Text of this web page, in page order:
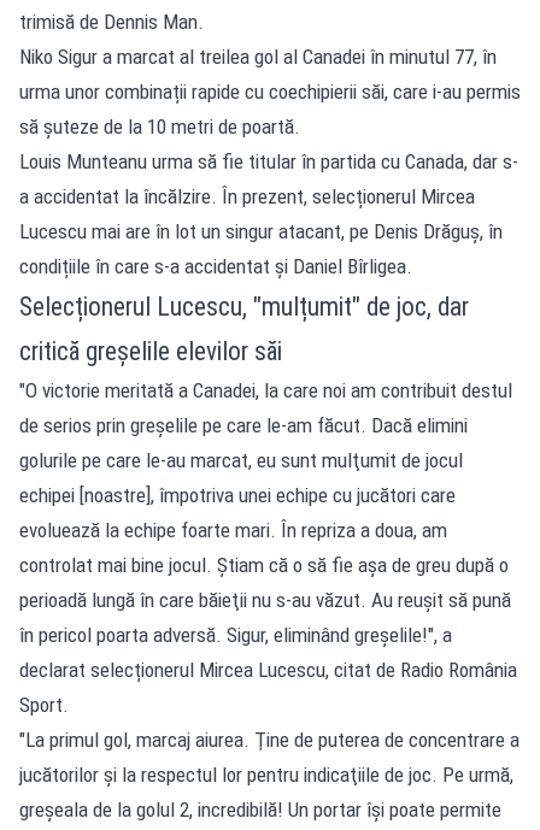
trimisă de Dennis Man.
Niko Sigur a marcat al treilea gol al Canadei în minutul 77, în
urma unor combinații rapide cu coechipierii săi, care i-au permis
să șuteze de la 10 metri de poartă.
Louis Munteanu urma să fie titular în partida cu Canada, dar s-
a accidentat la încălzire. În prezent, selecționerul Mircea
Lucescu mai are în lot un singur atacant, pe Denis Drăguș, în
condițiile în care s-a accidentat și Daniel Bîrligea.
Selecționerul Lucescu, "mulțumit" de joc, dar
critică greșelile elevilor săi
"O victorie meritată a Canadei, la care noi am contribuit destul
de serios prin greşelile pe care le-am făcut. Dacă elimini
golurile pe care le-au marcat, eu sunt mulţumit de jocul
echipei [noastre], împotriva unei echipe cu jucători care
evoluează la echipe foarte mari. În repriza a doua, am
controlat mai bine jocul. Ştiam că o să fie aşa de greu după o
perioadă lungă în care băieţii nu s-au văzut. Au reuşit să pună
în pericol poarta adversă. Sigur, eliminând greşelile!", a
declarat selecționerul Mircea Lucescu, citat de Radio România
Sport.
"La primul gol, marcaj aiurea. Ţine de puterea de concentrare a
jucătorilor şi la respectul lor pentru indicaţiile de joc. Pe urmă,
greşeala de la golul 2, incredibilă! Un portar îşi poate permite